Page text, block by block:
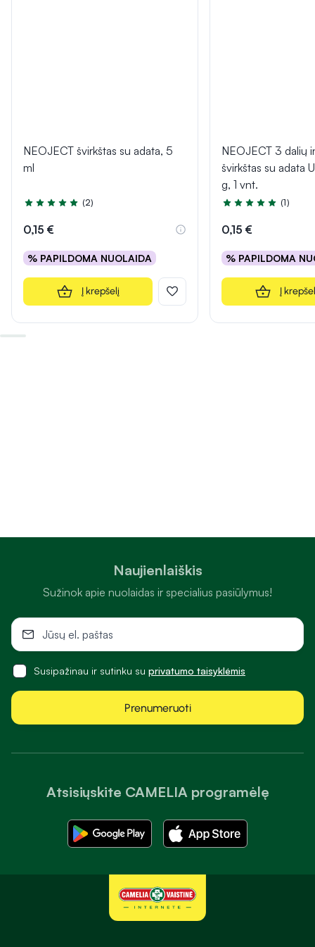
NEOJECT švirkštas su adata, 5
ml
Įvertinimas 5.0 iš 5
(2)
0,15 €
% PAPILDOMA NUOLAIDA
Į krepšelį
NEOJECT 3 dalių
švirkštas su adata
g, 1 vnt.
Įvertinimas 5.0 iš 5
(1)
0,15 €
% PAPILDOMA
Į
Atsisiųskite CAMELIA programėlę
Naujienlaiškis
Sužinok apie nuolaidas ir specialius pasiūlymus!
Susipažinau ir sutinku su privatumo taisyklėmis
Prenumeruoti